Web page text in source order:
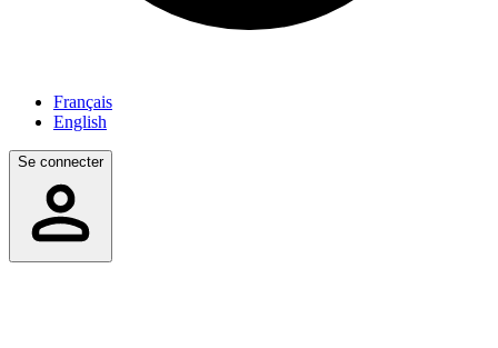
Français
English
Se connecter